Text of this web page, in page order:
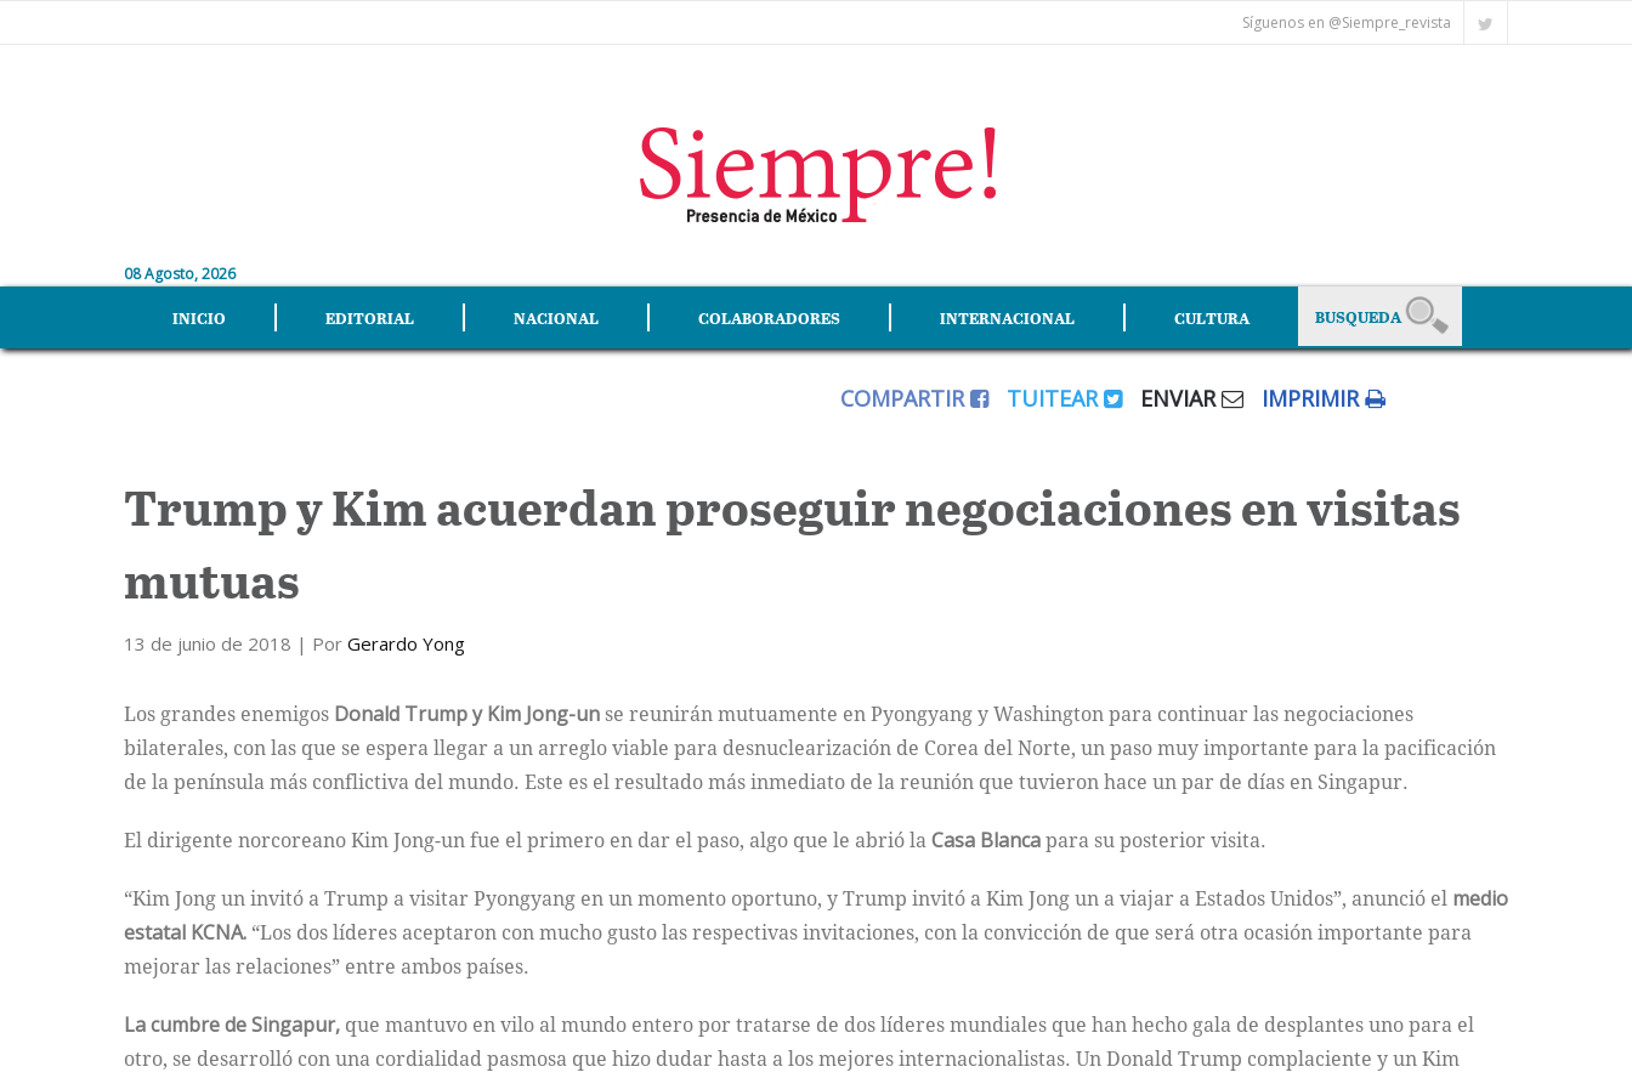
Síguenos en @Siempre_revista
08 Agosto, 2026
INICIO EDITORIAL NACIONAL COLABORADORES INTERNACIONAL CULTURA
COMPARTIR TUITEAR ENVIAR IMPRIMIR
Trump y Kim acuerdan proseguir negociaciones en visitas
mutuas
13 de junio de 2018 | Por Gerardo Yong
Los grandes enemigos Donald Trump y Kim Jong-unse reunirán mutuamente en Pyongyang y Washington para continuar las negociaciones
bilaterales, con las que se espera llegar a un arreglo viable para desnuclearización de Corea del Norte, un paso muy importante para la pacificación
de la península más conflictiva del mundo. Este es el resultado más inmediato de la reunión que tuvieron hace un par de días en Singapur.
El dirigente norcoreano Kim Jong-un fue el primero en dar el paso, algo que le abrió laCasa Blancapara su posterior visita.
“Kim Jong un invitó a Trump a visitar Pyongyang en un momento oportuno, y Trump invitó a Kim Jong un a viajar a Estados Unidos”, anunció el medio
estatal KCNA. “Los dos líderes aceptaron con mucho gusto las respectivas invitaciones, con la convicción de que será otra ocasión importante para
mejorar las relaciones” entre ambos países.
La cumbre de Singapur, que mantuvo en vilo al mundo entero por tratarse de dos líderes mundiales que han hecho gala de desplantes uno para el
otro, se desarrolló con una cordialidad pasmosa que hizo dudar hasta a los mejores internacionalistas. Un Donald Trump complaciente y un Kim